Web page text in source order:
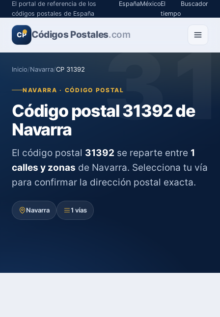
El portal de referencia de los
códigos postales de España
EspañaMéxicoEl
tiempo
Buscador
CP Códigos Postales.com
Inicio/Navarra/CP 31392
NAVARRA · CÓDIGO POSTAL
Código postal 31392 de
Navarra
El código postal 31392 se reparte entre 1
calles y zonas de Navarra. Selecciona tu vía
para confirmar la dirección postal exacta.
Navarra 1 vías